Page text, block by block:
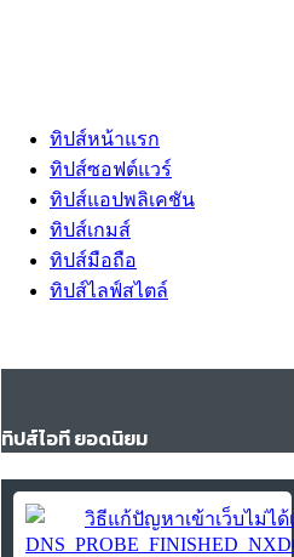
ทิปส์หน้าแรก
ทิปส์ซอฟต์แวร์
ทิปส์แอปพลิเคชัน
ทิปส์เกมส์
ทิปส์มือถือ
ทิปส์ไลฟ์สไตล์
ทิปส์ไอที ยอดนิยม